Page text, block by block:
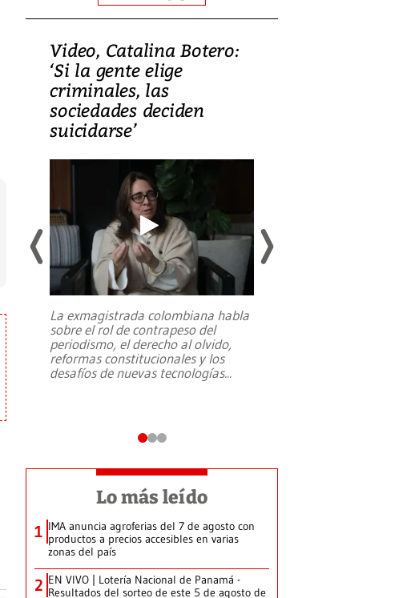
Video, Catalina Botero:
‘Si la gente elige
criminales, las
sociedades deciden
suicidarse’
La exmagistrada colombiana habla
sobre el rol de contrapeso del
periodismo, el derecho al olvido,
reformas constitucionales y los
desafíos de nuevas tecnologías...
Lo más leído
1 IMA anuncia agroferias del 7 de agosto con
productos a precios accesibles en varias
zonas del país
2 EN VIVO | Lotería Nacional de Panamá -
Resultados del sorteo de este 5 de agosto de